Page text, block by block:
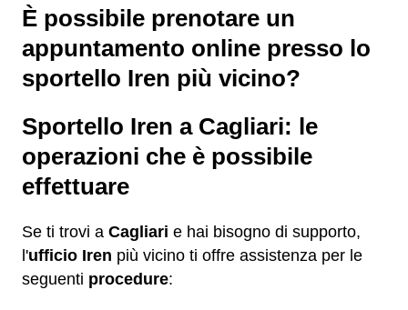
È possibile prenotare un
appuntamento online presso lo
sportello Iren più vicino?
Sportello Iren a Cagliari: le
operazioni che è possibile
effettuare
Se ti trovi a Cagliari e hai bisogno di supporto,
l'ufficio Iren più vicino ti offre assistenza per le
seguenti procedure: